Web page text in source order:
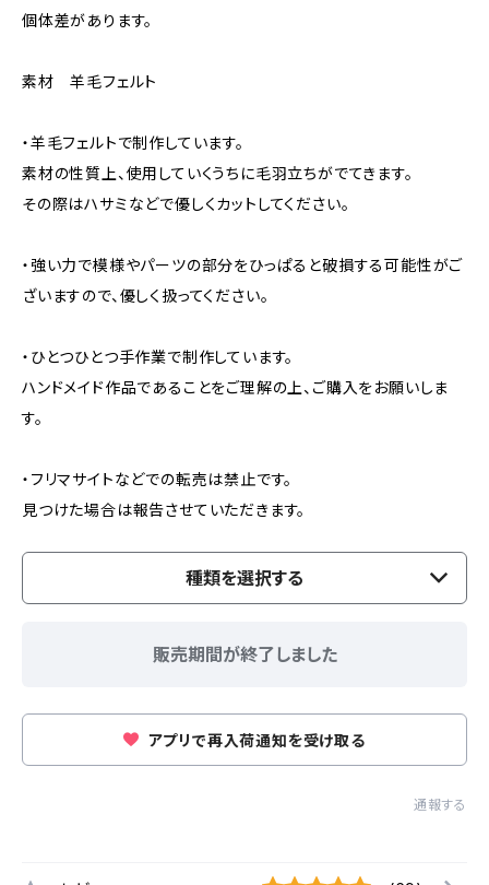
個体差があります。
素材 羊毛フェルト
・羊毛フェルトで制作しています。
素材の性質上、使用していくうちに毛羽立ちがでてきます。
その際はハサミなどで優しくカットしてください。
・強い力で模様やパーツの部分をひっぱると破損する可能性がご
ざいますので、優しく扱ってください。
・ひとつひとつ手作業で制作しています。
ハンドメイド作品であることをご理解の上、ご購入をお願いしま
す。
・フリマサイトなどでの転売は禁止です。
見つけた場合は報告させていただきます。
種類を選択する
販売期間が終了しました
アプリで再入荷通知を受け取る
通報する